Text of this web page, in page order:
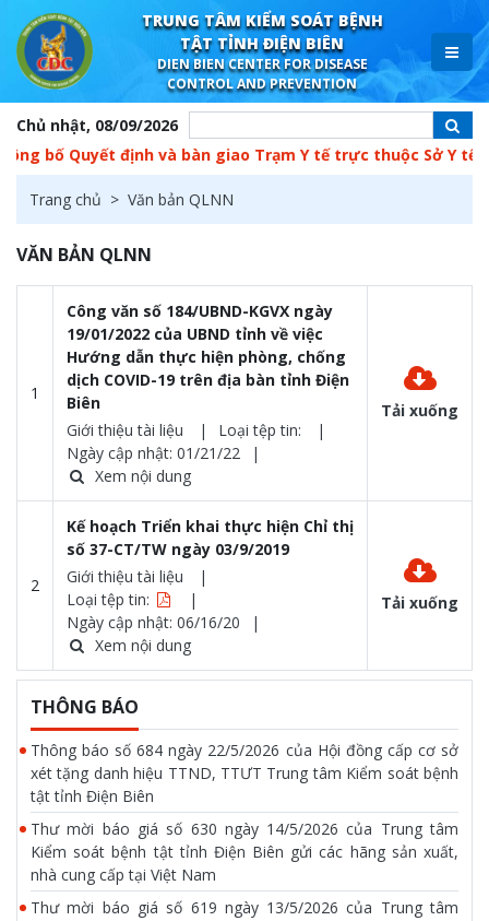
TRUNG TÂM KIỂM SOÁT BỆNH
TẬT TỈNH ĐIỆN BIÊN
DIEN BIEN CENTER FOR DISEASE
CONTROL AND PREVENTION
Chủ nhật, 08/09/2026
Quyết định và bàn giao Trạm Y tế trực thuộc Sở Y tế về
Trang chủ Văn bản QLNN
VĂN BẢN QLNN
1
Công văn số 184/UBND-KGVX ngày
19/01/2022 của UBND tỉnh về việc
Hướng dẫn thực hiện phòng, chống
dịch COVID-19 trên địa bàn tỉnh Điện
Biên
Giới thiệu tài liệu
Loại tệp tin:
Ngày cập nhật: 01/21/22
Xem nội dung
Tải xuống
2
Kế hoạch Triển khai thực hiện Chỉ thị
số 37-CT/TW ngày 03/9/2019
Giới thiệu tài liệu
Loại tệp tin:
Ngày cập nhật: 06/16/20
Xem nội dung
Tải xuống
THÔNG BÁO
Thông báo số 684 ngày 22/5/2026 của Hội đồng cấp cơ sở
xét tặng danh hiệu TTND, TTƯT Trung tâm Kiểm soát bệnh
tật tỉnh Điện Biên
Thư mời báo giá số 630 ngày 14/5/2026 của Trung tâm
Kiểm soát bệnh tật tỉnh Điện Biên gửi các hãng sản xuất,
nhà cung cấp tại Việt Nam
Thư mời báo giá số 619 ngày 13/5/2026 của Trung tâm